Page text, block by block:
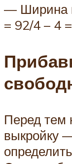
— Ширина
= 92/4 – 4
Перед тем
выкройку